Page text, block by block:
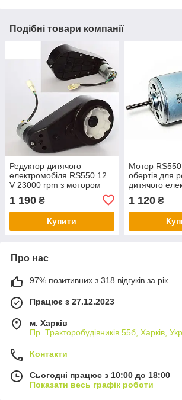
Подібні товари компанії
Редуктор дитячого
електромобіля RS550 12
V 23000 rpm з мотором
1 190 ₴
Купити
Мотор
обертів для
дитячого
1 120₴
Про нас
97% позитивних з 318 відгуків за рік
Працює з 27.12.2023
м. Харків
Пр. Тракторобудiвникiв 55б, Харків,
Контакти
Сьогодні працює з 10:00 до 18:00
Показати весь графік роботи